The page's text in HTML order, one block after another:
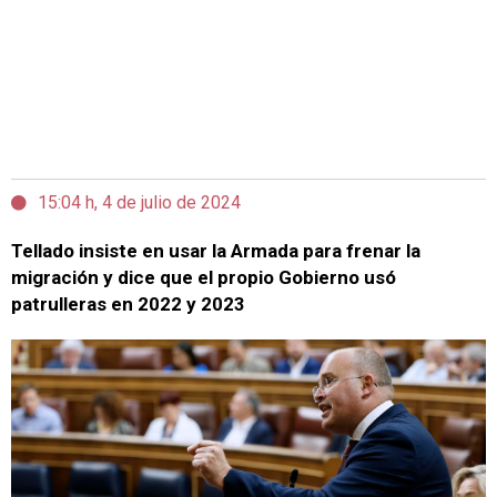
15:04 h, 4 de julio de 2024
Tellado insiste en usar la Armada para frenar la
migración y dice que el propio Gobierno usó
patrulleras en 2022 y 2023